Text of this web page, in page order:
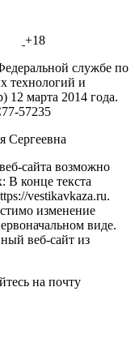
+18
службе по
технологий и
12 марта 2014 года.
57235
Сергеевна
сайта возможно
В конце текста
vestikavkaza.ru.
изменение
виде.
веб-сайт из
на почту